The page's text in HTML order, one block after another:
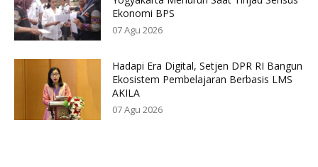
Ekonomi BPS
07 Agu 2026
Hadapi Era Digital, Setjen DPR RI Bangun
Ekosistem Pembelajaran Berbasis LMS
AKILA
07 Agu 2026